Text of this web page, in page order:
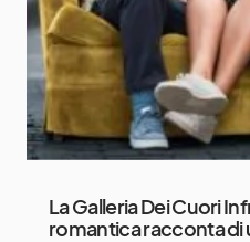
La Galleria Dei Cuori
romantica racconta di